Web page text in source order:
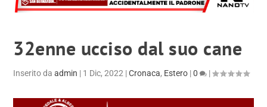
32enne ucciso dal suo cane
Inserito daadmin | 1 Dic, 2022 |Cronaca, Estero |0 |